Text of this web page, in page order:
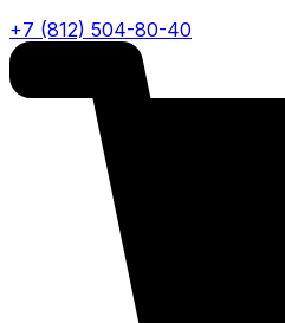
+7 (812) 504-80-40